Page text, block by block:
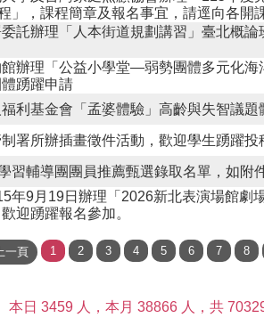
」，課程簡章及報名事宜，請逕向各開
託辦理「人本街道規劃講習」臺北概論
辦理「公益小學堂—弱勢團體多元化海
踴躍申請
利基金會「孟婆體驗」高齡與失智議題
署所辦插畫徵件活動，歡迎學生踴躍投
習輔導團團員推薦甄選錄取名單，如附件
年9月19日辦理「2026新北表演場館劇
迎踴躍報名參加。
本日 3459 人，本月 38866 人，共